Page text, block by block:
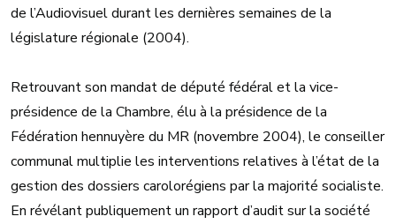
de l’Audiovisuel durant les dernières semaines de la
législature régionale (2004).
Retrouvant son mandat de député fédéral et la vice-
présidence de la Chambre, élu à la présidence de la
Fédération hennuyère du MR (novembre 2004), le conseiller
communal multiplie les interventions relatives à l’état de la
gestion des dossiers carolorégiens par la majorité socialiste.
En révélant publiquement un rapport d’audit sur la société